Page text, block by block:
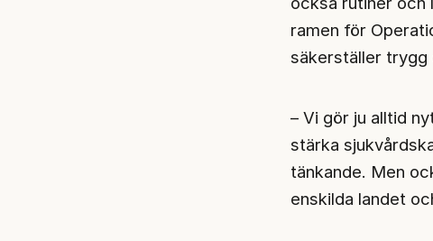
ramen för
säkerställer trygg
– Vi gör ju alltid
stärka
tänkande. Men
enskilda landet